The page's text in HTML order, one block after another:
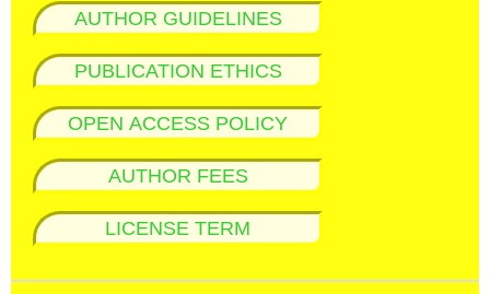
AUTHOR GUIDELINES
PUBLICATION ETHICS
OPEN ACCESS POLICY
AUTHOR FEES
LICENSE TERM